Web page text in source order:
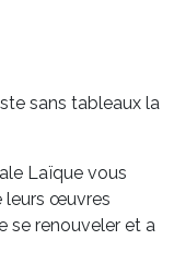
sans tableaux la
Laïque vous
leurs œuvres
se renouveler et a